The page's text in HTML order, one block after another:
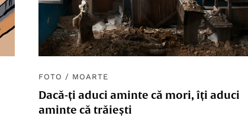
FOTO / MOARTE
Dacă-ți aduci aminte că mori, îți aduci
aminte că trăiești